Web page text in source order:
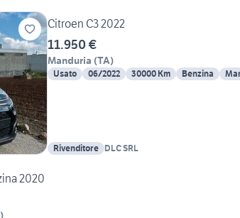
Citroen C3 2022
11.950 €
Manduria (TA)
Usato 06/2022 30000 Km Benzina
Rivenditore DLC SRL
2020
)